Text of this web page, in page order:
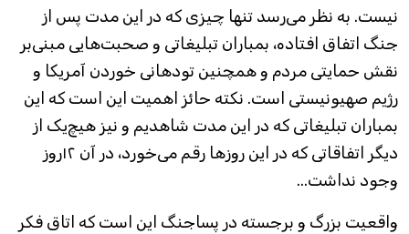
نیست. به نظر می‌رسد تنها چیزی که در این مدت پس از
جنگ اتفاق افتاده، بمباران تبلیغاتی و صحبت‌هایی مبنی‌بر
نقش حمایتی مردم و همچنین تودهانی خوردن آمریکا و
رژیم صهیونیستی است. نکته حائز اهمیت این است که این
بمباران تبلیغاتی که در این مدت شاهدیم و نیز هیچ‌یک از
دیگر اتفاقاتی که در این روزها رقم می‌خورد، در آن ۱۲‌روز
وجود نداشت...
واقعیت بزرگ و برجسته در پساجنگ این است که اتاق فکر